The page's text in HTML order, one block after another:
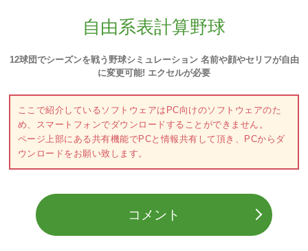
自由系表計算野球
12球団でシーズンを戦う野球シミュレーション 名前や顔やセリフが自由
に変更可能! エクセルが必要
ここで紹介しているソフトウェアはPC向けのソフトウェアのた
め、スマートフォンでダウンロードすることができません。
ページ上部にある共有機能でPCと情報共有して頂き、PCからダ
ウンロードをお願い致します。
コメント